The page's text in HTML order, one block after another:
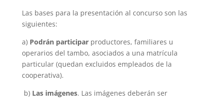
Las bases para la presentación al concurso son las
siguientes:
a) Podrán participarproductores, familiares u
operarios del tambo, asociados a una matrícula
particular (quedan excluidos empleados de la
cooperativa).
b) Las imágenes. Las imágenes deberán ser